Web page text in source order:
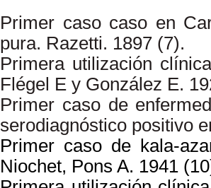
Primer caso caso en
pura. Razetti. 1897 (7).
Primera utilización
Flégel E y González E.
Primer caso de
serodiagnóstico positivo
Primer caso de kala-
Niochet, Pons A. 1941